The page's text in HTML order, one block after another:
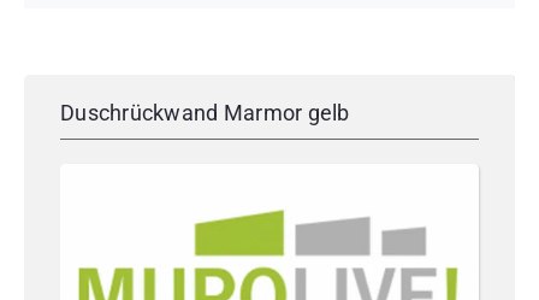
Duschrückwand Marmor gelb